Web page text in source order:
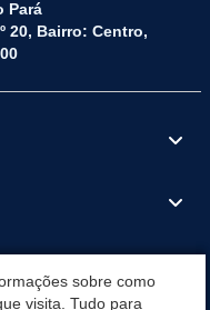
Pará
20, Bairro: Centro,
sobre como
visita. Tudo para